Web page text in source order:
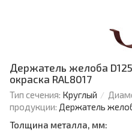
Держатель желоба
окраска RAL8017
Тип сечения: Круглый
продукции: Держатель
Толщина металла, мм: